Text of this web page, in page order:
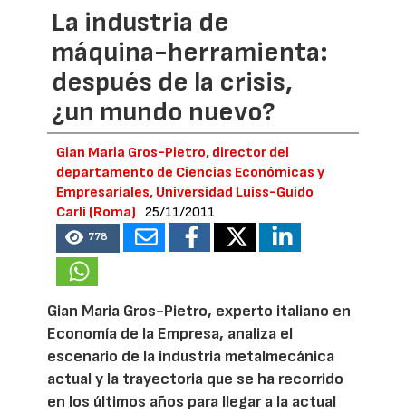
La industria de
máquina-herramienta:
después de la crisis,
¿un mundo nuevo?
Gian Maria Gros-Pietro, director del
departamento de Ciencias Económicas y
Empresariales, Universidad Luiss-Guido
Carli (Roma)
25/11/2011
778
Gian Maria Gros-Pietro, experto italiano en
Economía de la Empresa, analiza el
escenario de la industria metalmecánica
actual y la trayectoria que se ha recorrido
en los últimos años para llegar a la actual